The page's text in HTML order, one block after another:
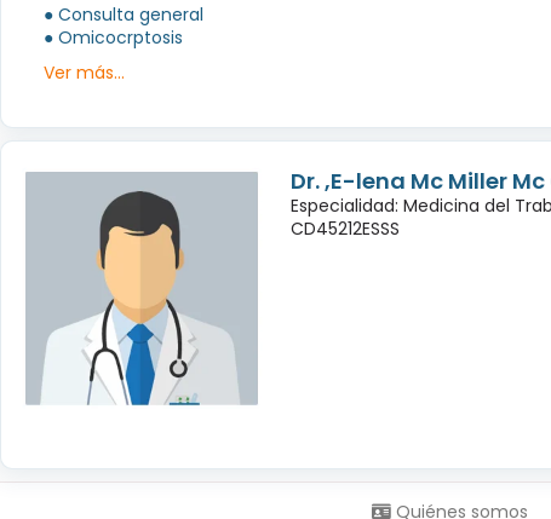
● Consulta general
● Omicocrptosis
Ver más...
Dr. ,E-lena Mc Miller
Especialidad: Medicina del
CD45212ESSS
Quiénes somos